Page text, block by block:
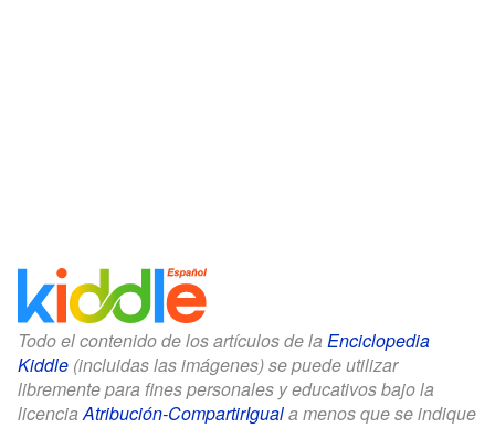
Todo el contenido de los artículos de la Enciclopedia
Kiddle (incluidas las imágenes) se puede utilizar
libremente para fines personales y educativos bajo la
licenciaAtribución-CompartirIguala menos que se indique